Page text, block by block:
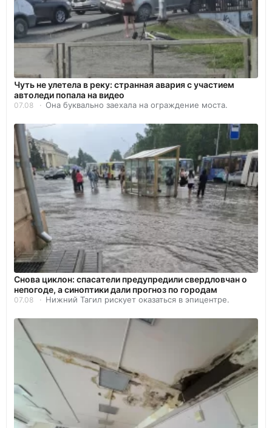
Чуть не улетела в реку: странная авария с участием
автоледи попала на видео
07.08 Она буквально заехала на ограждение моста.
Снова циклон: спасатели предупредили свердловчан о
непогоде, а синоптики дали прогноз по городам
07.08 Нижний Тагил рискует оказаться в эпицентре.